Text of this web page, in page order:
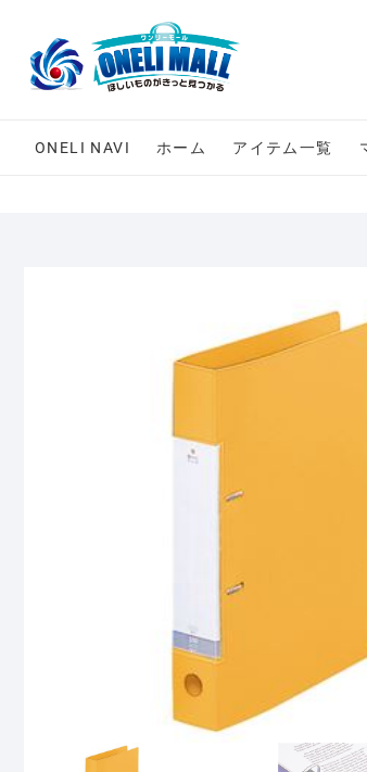
content
ONELI NAVI ホーム アイテム一覧